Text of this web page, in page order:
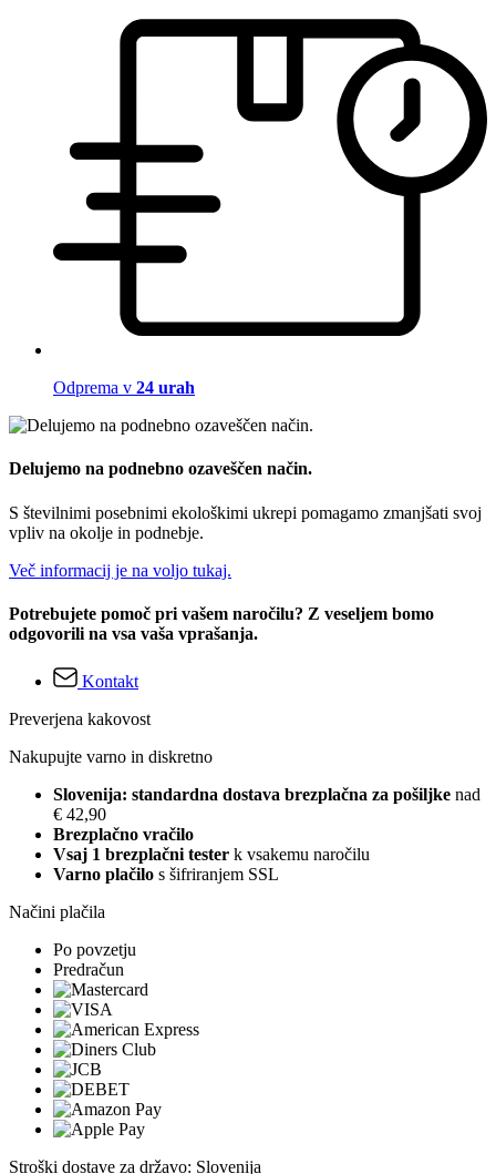
Odprema v 24 urah
Delujemo na podnebno ozaveščen način.
S številnimi posebnimi ekološkimi ukrepi pomagamo zmanjšati svoj
vpliv na okolje in podnebje.
Več informacij je na voljo tukaj.
Potrebujete pomoč pri vašem naročilu? Z veseljem bomo
odgovorili na vsa vaša vprašanja.
Kontakt
Preverjena kakovost
Nakupujte varno in diskretno
Slovenija: standardna dostava brezplačna za pošiljke nad
€ 42,90
Brezplačno vračilo
Vsaj 1 brezplačni tester k vsakemu naročilu
Varno plačilo s šifriranjem SSL
Načini plačila
Po povzetju
Predračun
Stroški dostave za državo: Slovenija